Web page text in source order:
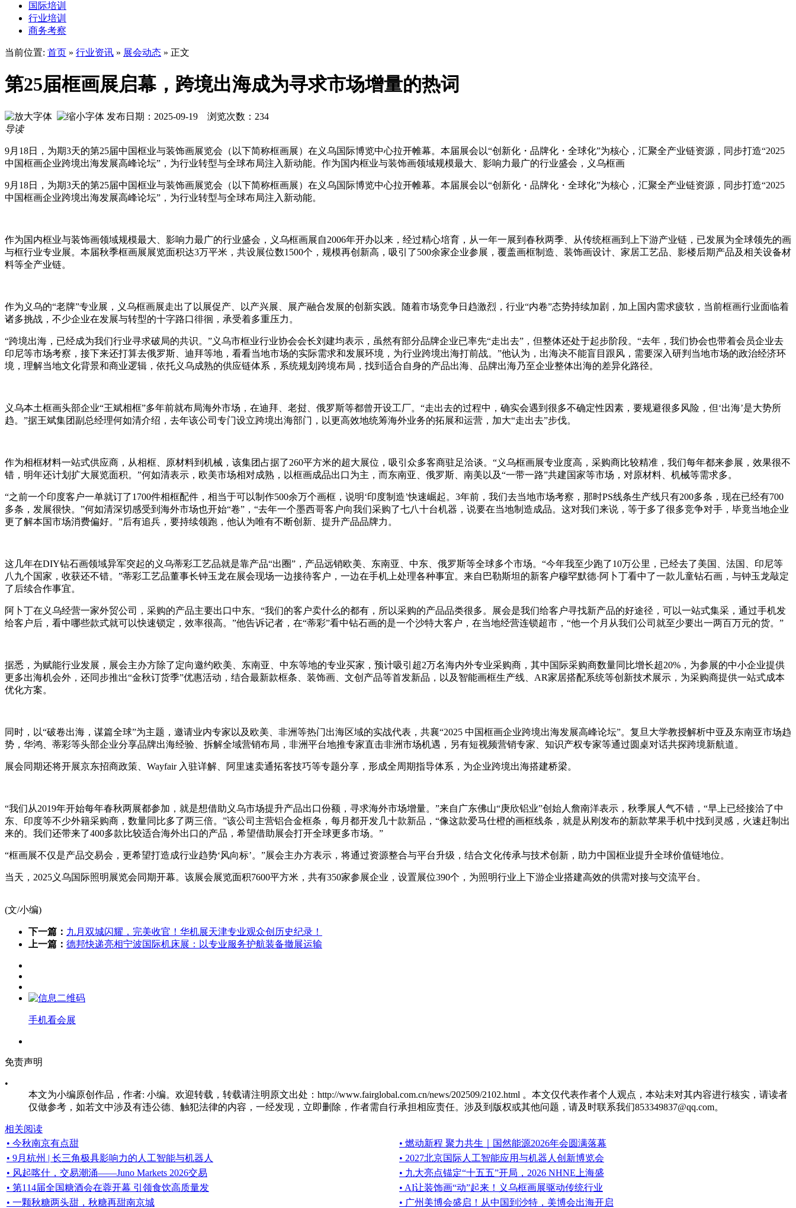
国际培训
行业培训
商务考察
当前位置: 首页 » 行业资讯 » 展会动态 » 正文
第25届框画展启幕，跨境出海成为寻求市场增量的热词
发布日期：2025-09-19 浏览次数： 234
导读
9月18日，为期3天的第25届中国框业与装饰画展览会（以下简称框画展）在义乌国际博览中心拉开帷幕。本届展会以“创新化・品牌化・全球化”为核心，汇聚全产业链资源，同步打造“2025
中国框画企业跨境出海发展高峰论坛”，为行业转型与全球布局注入新动能。作为国内框业与装饰画领域规模最大、影响力最广的行业盛会，义乌框画
9月18日，为期3天的第25届中国框业与装饰画展览会（以下简称框画展）在义乌国际博览中心拉开帷幕。本届展会以“创新化・品牌化・全球化”为核心，汇聚全产业链资源，同步打造“2025
中国框画企业跨境出海发展高峰论坛”，为行业转型与全球布局注入新动能。
作为国内框业与装饰画领域规模最大、影响力最广的行业盛会，义乌框画展自2006年开办以来，经过精心培育，从一年一展到春秋两季、从传统框画到上下游产业链，已发展为全球领先的画
与框行业专业展。本届秋季框画展展览面积达3万平米，共设展位数1500个，规模再创新高，吸引了500余家企业参展，覆盖画框制造、装饰画设计、家居工艺品、影楼后期产品及相关设备材
料等全产业链。
作为义乌的“老牌”专业展，义乌框画展走出了以展促产、以产兴展、展产融合发展的创新实践。随着市场竞争日趋激烈，行业“内卷”态势持续加剧，加上国内需求疲软，当前框画行业面临着
诸多挑战，不少企业在发展与转型的十字路口徘徊，承受着多重压力。
“跨境出海，已经成为我们行业寻求破局的共识。”义乌市框业行业协会会长刘建均表示，虽然有部分品牌企业已率先“走出去”，但整体还处于起步阶段。“去年，我们协会也带着会员企业去
印尼等市场考察，接下来还打算去俄罗斯、迪拜等地，看看当地市场的实际需求和发展环境，为行业跨境出海打前战。”他认为，出海决不能盲目跟风，需要深入研判当地市场的政治经济环
境，理解当地文化背景和商业逻辑，依托义乌成熟的供应链体系，系统规划跨境布局，找到适合自身的产品出海、品牌出海乃至企业整体出海的差异化路径。
义乌本土框画头部企业“王斌相框”多年前就布局海外市场，在迪拜、老挝、俄罗斯等都曾开设工厂。“走出去的过程中，确实会遇到很多不确定性因素，要规避很多风险，但‘出海’是大势所
趋。”据王斌集团副总经理何如清介绍，去年该公司专门设立跨境出海部门，以更高效地统筹海外业务的拓展和运营，加大“走出去”步伐。
作为相框材料一站式供应商，从相框、原材料到机械，该集团占据了260平方米的超大展位，吸引众多客商驻足洽谈。“义乌框画展专业度高，采购商比较精准，我们每年都来参展，效果很不
错，明年还计划扩大展览面积。”何如清表示，欧美市场相对成熟，以框画成品出口为主，而东南亚、俄罗斯、南美以及“一带一路”共建国家等市场，对原材料、机械等需求多。
“之前一个印度客户一单就订了1700件相框配件，相当于可以制作500余万个画框，说明‘印度制造’快速崛起。3年前，我们去当地市场考察，那时PS线条生产线只有200多条，现在已经有700
多条，发展很快。”何如清深切感受到海外市场也开始“卷”，“去年一个墨西哥客户向我们采购了七八十台机器，说要在当地制造成品。这对我们来说，等于多了很多竞争对手，毕竟当地企业
更了解本国市场消费偏好。”后有追兵，要持续领跑，他认为唯有不断创新、提升产品品牌力。
这几年在DIY钻石画领域异军突起的义乌蒂彩工艺品就是靠产品“出圈”，产品远销欧美、东南亚、中东、俄罗斯等全球多个市场。“今年我至少跑了10万公里，已经去了美国、法国、印尼等
八九个国家，收获还不错。”蒂彩工艺品董事长钟玉龙在展会现场一边接待客户，一边在手机上处理各种事宜。来自巴勒斯坦的新客户穆罕默德·阿卜丁看中了一款儿童钻石画，与钟玉龙敲定
了后续合作事宜。
阿卜丁在义乌经营一家外贸公司，采购的产品主要出口中东。“我们的客户卖什么的都有，所以采购的产品品类很多。展会是我们给客户寻找新产品的好途径，可以一站式集采，通过手机发
给客户后，看中哪些款式就可以快速锁定，效率很高。”他告诉记者，在“蒂彩”看中钻石画的是一个沙特大客户，在当地经营连锁超市，“他一个月从我们公司就至少要出一两百万元的货。”
据悉，为赋能行业发展，展会主办方除了定向邀约欧美、东南亚、中东等地的专业买家，预计吸引超2万名海内外专业采购商，其中国际采购商数量同比增长超20%，为参展的中小企业提供
更多出海机会外，还同步推出“金秋订货季”优惠活动，结合最新款框条、装饰画、文创产品等首发新品，以及智能画框生产线、AR家居搭配系统等创新技术展示，为采购商提供一站式成本
优化方案。
同时，以“破卷出海，谋篇全球”为主题，邀请业内专家以及欧美、非洲等热门出海区域的实战代表，共襄“2025 中国框画企业跨境出海发展高峰论坛”。复旦大学教授解析中亚及东南亚市场趋
势，华鸿、蒂彩等头部企业分享品牌出海经验、拆解全域营销布局，非洲平台地推专家直击非洲市场机遇，另有短视频营销专家、知识产权专家等通过圆桌对话共探跨境新航道。
展会同期还将开展京东招商政策、Wayfair 入驻详解、阿里速卖通拓客技巧等专题分享，形成全周期指导体系，为企业跨境出海搭建桥梁。
“我们从2019年开始每年春秋两展都参加，就是想借助义乌市场提升产品出口份额，寻求海外市场增量。”来自广东佛山“庚欣铝业”创始人詹南洋表示，秋季展人气不错，“早上已经接洽了中
东、印度等不少外籍采购商，数量同比多了两三倍。”该公司主营铝合金框条，每月都开发几十款新品，“像这款爱马仕橙的画框线条，就是从刚发布的新款苹果手机中找到灵感，火速赶制出
来的。我们还带来了400多款比较适合海外出口的产品，希望借助展会打开全球更多市场。”
“框画展不仅是产品交易会，更希望打造成行业趋势‘风向标’。”展会主办方表示，将通过资源整合与平台升级，结合文化传承与技术创新，助力中国框业提升全球价值链地位。
当天，2025义乌国际照明展览会同期开幕。该展会展览面积7600平方米，共有350家参展企业，设置展位390个，为照明行业上下游企业搭建高效的供需对接与交流平台。
(文/小编)
下一篇： 九月双城闪耀，完美收官！华机展天津专业观众创历史纪录！
上一篇： 德邦快递亮相宁波国际机床展：以专业服务护航装备撤展运输
手机看会展
免责声明
•
本文为小编原创作品，作者: 小编。欢迎转载，转载请注明原文出处：http://www.fairglobal.com.cn/news/202509/2102.html 。本文仅代表作者个人观点，本站未对其内容进行核实，请读者
仅做参考，如若文中涉及有违公德、触犯法律的内容，一经发现，立即删除，作者需自行承担相应责任。涉及到版权或其他问题，请及时联系我们853349837@qq.com。
相关阅读
• 今秋南京有点甜
• 燃动新程 聚力共生｜国然能源2026年会圆满落幕
• 9月杭州 | 长三角极具影响力的人工智能与机器人
• 2027北京国际人工智能应用与机器人创新博览会
• 风起喀什，交易潮涌——Juno Markets 2026交易
• 九大亮点锚定“十五五”开局，2026 NHNE上海盛
• 第114届全国糖酒会在蓉开幕 引领食饮高质量发
• AI让装饰画“动”起来！义乌框画展驱动传统行业
• 一颗秋糖两头甜，秋糖再甜南京城
• 广州美博会盛启！从中国到沙特，美博会出海开启